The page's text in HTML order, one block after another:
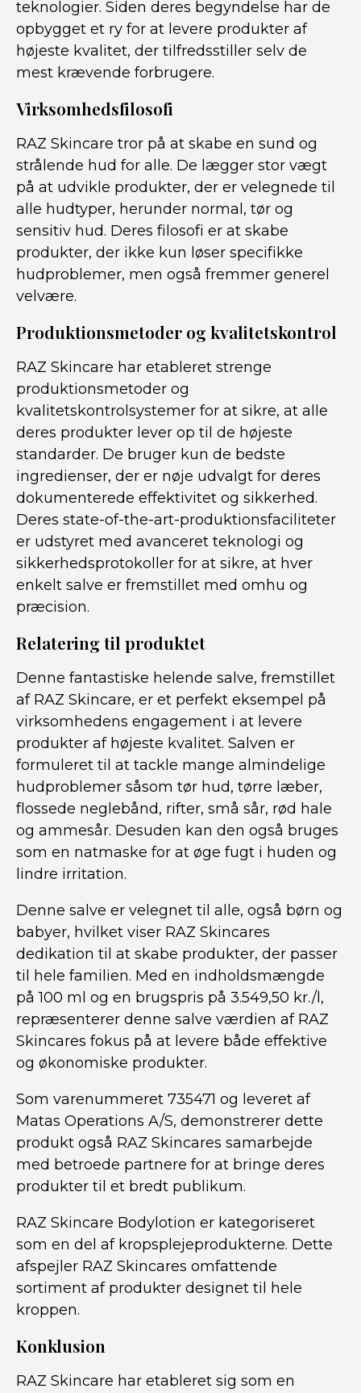
teknologier. Siden deres begyndelse har de
opbygget et ry for at levere produkter af
højeste kvalitet, der tilfredsstiller selv de
mest krævende forbrugere.
Virksomhedsfilosofi
RAZ Skincare tror på at skabe en sund og
strålende hud for alle. De lægger stor vægt
på at udvikle produkter, der er velegnede til
alle hudtyper, herunder normal, tør og
sensitiv hud. Deres filosofi er at skabe
produkter, der ikke kun løser specifikke
hudproblemer, men også fremmer generel
velvære.
Produktionsmetoder og kvalitetskontrol
RAZ Skincare har etableret strenge
produktionsmetoder og
kvalitetskontrolsystemer for at sikre, at alle
deres produkter lever op til de højeste
standarder. De bruger kun de bedste
ingredienser, der er nøje udvalgt for deres
dokumenterede effektivitet og sikkerhed.
Deres state-of-the-art-produktionsfaciliteter
er udstyret med avanceret teknologi og
sikkerhedsprotokoller for at sikre, at hver
enkelt salve er fremstillet med omhu og
præcision.
Relatering til produktet
Denne fantastiske helende salve, fremstillet
af RAZ Skincare, er et perfekt eksempel på
virksomhedens engagement i at levere
produkter af højeste kvalitet. Salven er
formuleret til at tackle mange almindelige
hudproblemer såsom tør hud, tørre læber,
flossede neglebånd, rifter, små sår, rød hale
og ammesår. Desuden kan den også bruges
som en natmaske for at øge fugt i huden og
lindre irritation.
Denne salve er velegnet til alle, også børn og
babyer, hvilket viser RAZ Skincares
dedikation til at skabe produkter, der passer
til hele familien. Med en indholdsmængde
på 100 ml og en brugspris på 3.549,50 kr./l,
repræsenterer denne salve værdien af RAZ
Skincares fokus på at levere både effektive
og økonomiske produkter.
Som varenummeret 735471 og leveret af
Matas Operations A/S, demonstrerer dette
produkt også RAZ Skincares samarbejde
med betroede partnere for at bringe deres
produkter til et bredt publikum.
RAZ Skincare Bodylotion er kategoriseret
som en del af kropsplejeprodukterne. Dette
afspejler RAZ Skincares omfattende
sortiment af produkter designet til hele
kroppen.
Konklusion
RAZ Skincare har etableret sig som en